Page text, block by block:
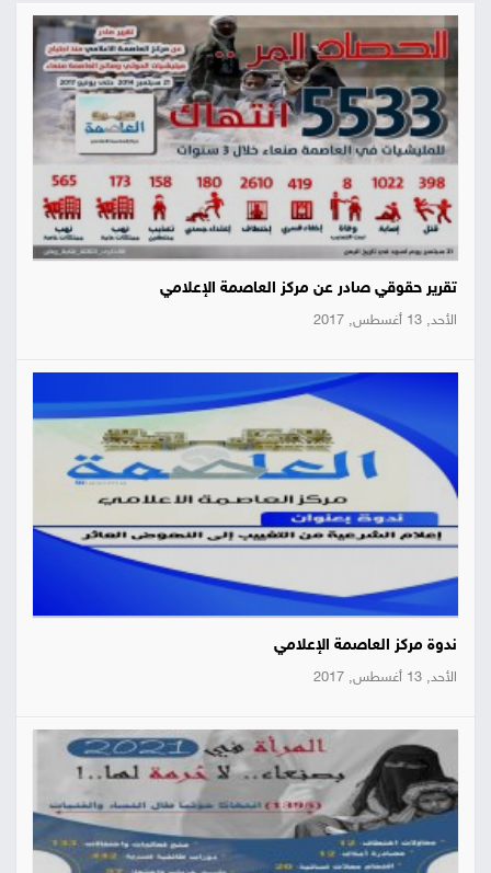
تقرير حقوقي صادر عن مركز العاصمة الإعلامي
الأحد, 13 أغسطس, 2017
ندوة مركز العاصمة الإعلامي
الأحد, 13 أغسطس, 2017